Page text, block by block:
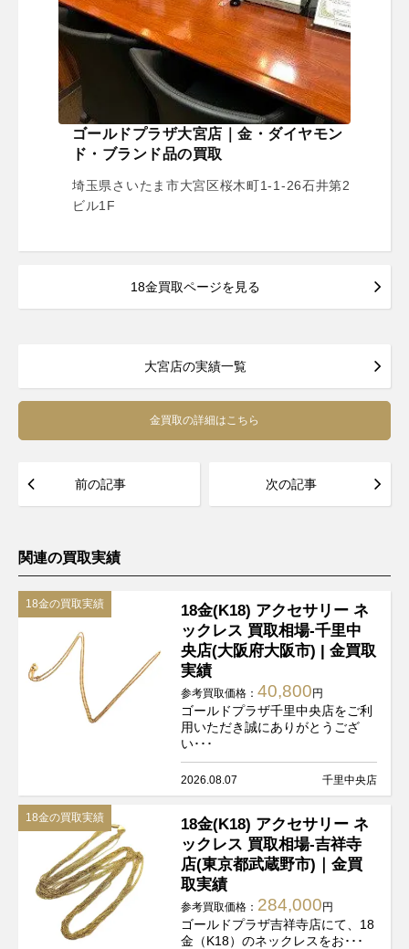
ゴールドプラザ大宮店｜金・ダイヤモン
ド・ブランド品の買取
埼玉県さいたま市大宮区桜木町1-1-26石井第2
ビル1F
18金買取ページを見る
大宮店の実績一覧
金買取の詳細はこちら
前の記事 次の記事
関連の買取実績
18金の買取実績
18金(K18) アクセサリー ネ
ックレス 買取相場-千里中
央店(大阪府大阪市) | 金買取
実績
参考買取価格：40,800円
ゴールドプラザ千里中央店をご利
用いただき誠にありがとうござ
い･･･
2026.08.07 千里中央店
18金の買取実績
18金(K18) アクセサリー ネ
ックレス 買取相場-吉祥寺
店(東京都武蔵野市)｜金買
取実績
参考買取価格： 284,000円
ゴールドプラザ吉祥寺店にて、18
金（K18）のネックレスをお･･･